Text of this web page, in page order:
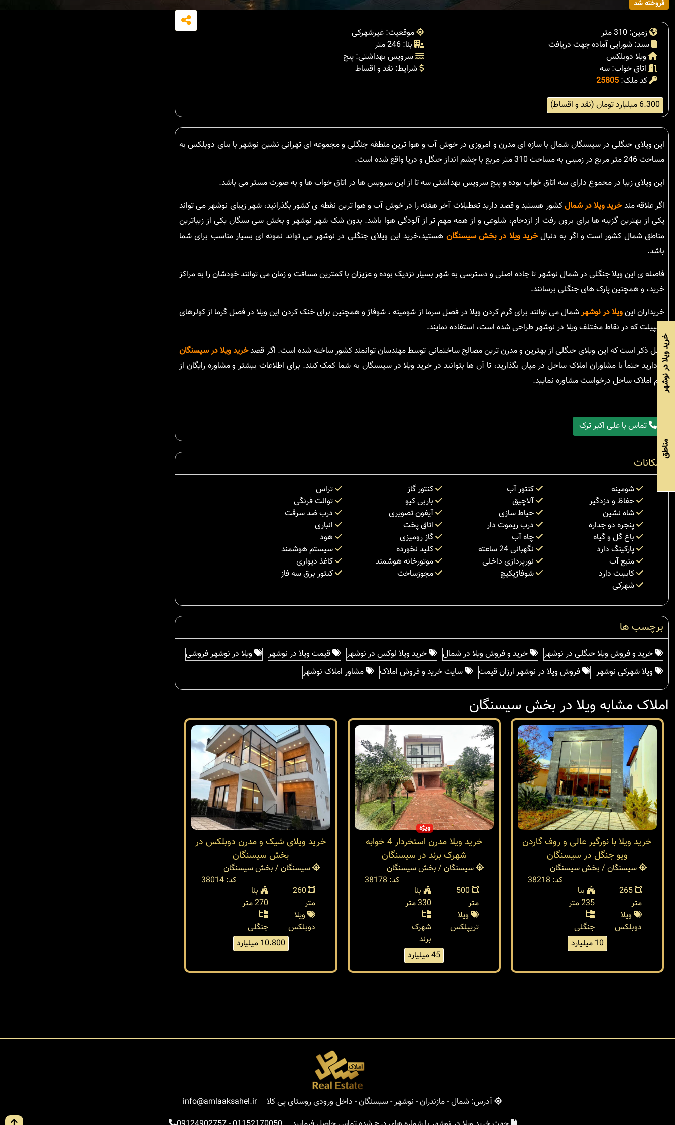
فروخته شد
زمین: 310 متر
موقعیت: غیرشهرکی
سند: شورایی آماده جهت دریافت
بنا: 246 متر
ویلا دوبلکس
سرویس بهداشتی: پنج
اتاق خواب: سه
شرایط: نقد و اقساط
کد ملک: 25805
6.300 میلیارد تومان (نقد و اقساط)
این ویلای جنگلی در سیسنگان شمال با سازه ای مدرن و امروزی در خوش آب و هوا ترین منطقه جنگلی و مجموعه ای تهرانی نشین نوشهر با بنای دوبلکس به
مساحت 246 متر مربع در زمینی به مساحت 310 متر مربع با چشم انداز جنگل و دریا واقع شده است.
این ویلای زیبا در مجموع دارای سه اتاق خواب بوده و پنج سرویس بهداشتی سه تا از این سرویس ها در اتاق خواب ها و به صورت مستر می باشد.
اگر علاقه مندخرید ویلا در شمالکشور هستید و قصد دارید تعطیلات آخر هفته را در خوش آب و هوا ترین نقطه ی کشور بگذرانید، شهر زیبای نوشهر می تواند
یکی از بهترین گزینه ها برای برون رفت از ازدحام، شلوغی و از همه مهم تر از آلودگی هوا باشد. بدون شک شهر نوشهر و بخش سی سنگان یکی از زیباترین
مناطق شمال کشور است و اگر به دنبالخرید ویلا در بخش سیسنگان هستید،خرید این ویلای جنگلی در نوشهر می تواند نمونه ای بسیار مناسب برای شما
باشد.
فاصله ی این ویلا جنگلی در شمال نوشهر تا جاده اصلی و دسترسی به شهر بسیار نزدیک بوده و عزیزان با کمترین مسافت و زمان می توانند خودشان را به مراکز
خرید، و همچنین پارک های جنگلی برسانند.
خریداران اینویلا در نوشهرشمال می توانند برای گرم کردن ویلا در فصل سرما از شومینه ، شوفاژ و همچنین برای خنک کردن این ویلا در فصل گرما از کولرهای
اسپیلت که در نقاط مختلف ویلا در نوشهر طراحی شده است، استفاده نمایند.
قابل ذکر است که این ویلای جنگلی از بهترین و مدرن ترین مصالح ساختمانی توسط مهندسان توانمند کشور ساخته شده است. اگر قصدخرید ویلا در سیسنگان
را دارید حتماً با مشاوران املاک ساحل در میان بگذارید، تا آن ها بتوانند در خرید ویلا در سیسنگان به شما کمک کنند. برای اطلاعات بیشتر و مشاوره رایگان از
تیم املاک ساحل درخواست مشاوره نمایید.
تماس با علی اکبر ترک
امکانات
شومینه کنتور آب کنتور گاز
تراس
حفاظ و دزدگیر
آلاچیق باربی کیو
توالت فرنگی
شاه نشین
حیاط سازی آیفون تصویری
درب ضد سرقت
پنجره دو جداره
درب ریموت دار اتاق پخت
انباری
باغ گل و گیاه
چاه آب گاز رومیزی
هود
پارکینگ دارد
نگهبانی 24 ساعته کلید نخورده
سیستم هوشمند
منبع آب
نورپردازی داخلی موتورخانه هوشمند
کاغذ دیواری
کابینت دارد
شوفاژپکیچ مجوزساخت
کنتور برق سه فاز
شهرکی
برچسب ها
خرید و فروش ویلا جنگلی در نوشهر خرید و فروش ویلا در شمال خرید ویلا لوکس در نوشهر قیمت ویلا در نوشهر
ویلا در نوشهر فروشی
ویلا شهرکی نوشهر
فروش ویلا در نوشهر ارزان قیمت سایت خرید و فروش املاک مشاور املاک نوشهر
املاک مشابه ویلا در بخش سیسنگان
خرید ویلا با نورگیر عالی و روف گاردن
ویو جنگل در سیسنگان
سیسنگان / بخش سیسنگان
کد: 38218
265
متر
بنا
235 متر
ویلا
دوبلکس
جنگلی
10 میلیارد
ویژه
خرید ویلا مدرن استخردار 4 خوابه
شهرک برند در سیسنگان
سیسنگان / بخش سیسنگان
کد: 38178
500
متر
بنا
330 متر
ویلا
تریپلکس
شهرک
برند
45 میلیارد
خرید ویلای شیک و مدرن دوبلکس در
بخش سیسنگان
سیسنگان / بخش سیسنگان
کد: 38014
260
متر
بنا
270 متر
ویلا
دوبلکس
جنگلی
10.800 میلیارد
آدرس: شمال - مازندران - نوشهر - سیسنگان - داخل ورودی روستای پی کلا
info@amlaaksahel.ir
خرید ویلا در نوشهر
مناطق